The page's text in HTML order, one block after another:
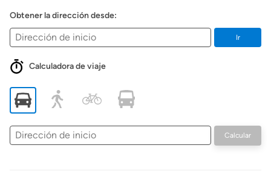
Obtener la dirección desde:
Ir
Calculadora de viaje
Dirección
de
Calcular